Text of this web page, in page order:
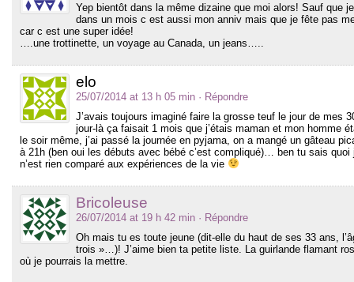
Yep bientôt dans la même dizaine que moi alors! Sauf
dans un mois c est aussi mon anniv mais que je fête pas
car c est une super idée!
….une trottinette, un voyage au Canada, un jeans…..
elo
25/07/2014 at 13 h 05 min · Répondre
J’avais toujours imaginé faire la grosse teuf le jour de mes
jour-là ça faisait 1 mois que j’étais maman et mon homme
le soir même, j’ai passé la journée en pyjama, on a mangé un gâteau
à 21h (ben oui les débuts avec bébé c’est compliqué)… ben tu sais
n’est rien comparé aux expériences de la vie
Bricoleuse
26/07/2014 at 19 h 42 min · Répondre
Oh mais tu es toute jeune (dit-elle du haut de ses 33 ans,
trois »…)! J’aime bien ta petite liste. La guirlande flamant
où je pourrais la mettre.